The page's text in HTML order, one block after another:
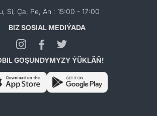
Si, Ça, Pe, An : 15:00 - 17:00
BIZ SOSIAL MEDIÝADA
GOŞUNDYMYZY ÝÜKLÄŇ!